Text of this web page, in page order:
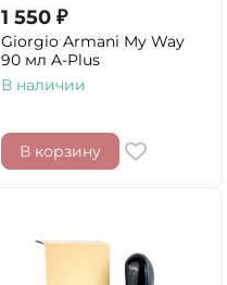
1 550 ₽
Giorgio Armani My Way
90 мл A-Plus
В наличии
В корзину